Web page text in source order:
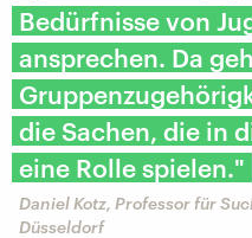
Bedürfnisse von
ansprechen. Da
die Sachen, die in
eine Rolle spielen."
Daniel Kotz, Professor für
Düsseldorf